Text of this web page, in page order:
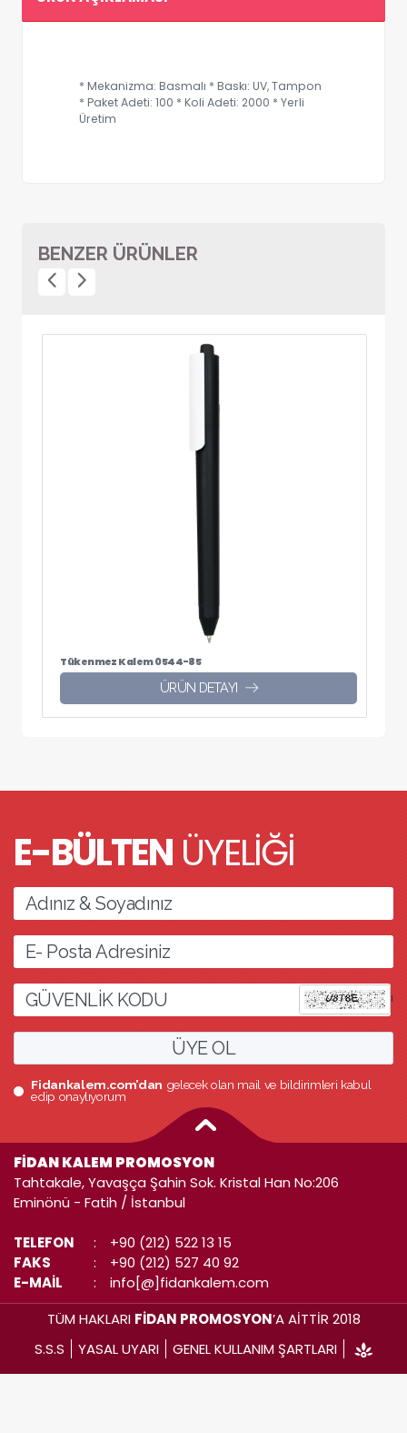
* Mekanizma: Basmalı * Baskı: UV, Tampon
* Paket Adeti: 100 * Koli Adeti: 2000 * Yerli
Üretim
BENZER ÜRÜNLER
Tükenmez Kalem 0544-85
ÜRÜN DETAYI
E-BÜLTENÜYELİĞİ
l
ÜYE OL
Fidankalem.com’dangelecek olan mail ve bildirimleri kabul
edip onaylıyorum
FİDAN KALEM PROMOSYON
Tahtakale, Yavaşça Şahin Sok. Kristal Han No:206
Eminönü - Fatih / İstanbul
TELEFON :
+90 (212) 522 13 15
FAKS
:
+90 (212) 527 40 92
E-MAİL
:
info[@]fidankalem.com
TÜM HAKLARI FİDAN PROMOSYON’A AİTTİR 2018
S.S.S
YASAL UYARI GENEL KULLANIM ŞARTLARI